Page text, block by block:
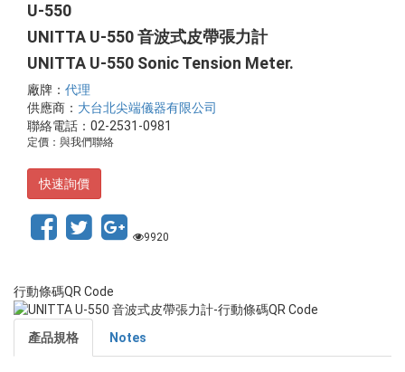
U-550
UNITTA U-550 音波式皮帶張力計
UNITTA U-550 Sonic Tension Meter.
廠牌： 代理
供應商： 大台北尖端儀器有限公司
聯絡電話：02-2531-0981
定價：與我們聯絡
快速詢價
9920
行動條碼QR Code
產品規格 Notes